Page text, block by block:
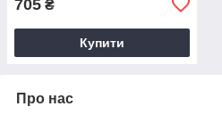
705 ₴
Купити
Про нас